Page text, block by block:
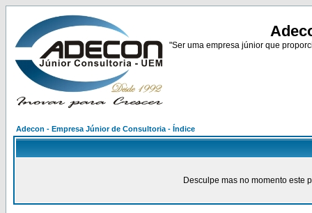
"Ser uma empresa júnior que
Adecon - Empresa Júnior de Consultoria - Índice
Desculpe mas no momento este